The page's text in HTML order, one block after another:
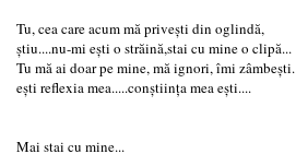
Tu, cea care acum mă privești din oglindă,
știu....nu-mi ești o străină,stai cu mine o clipă...
Tu mă ai doar pe mine, mă ignori, îmi zâmbești.
ești reflexia mea.....conștiința mea ești....
Mai stai cu mine...